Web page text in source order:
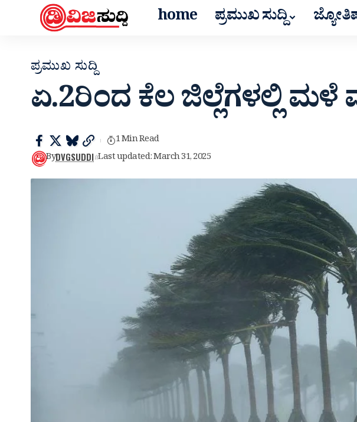
home ಪ್ರಮುಖ ಸುದ್ದಿ
ಪ್ರಮುಖ ಸುದ್ದಿ
ಏ.2ರಿಂದ ಕೆಲ ಜಿಲ್ಲೆಗಳಲ್ಲಿ ಮಳೆ
ByDVGSUDDI Last updated: March 31, 2025
1 Min Read